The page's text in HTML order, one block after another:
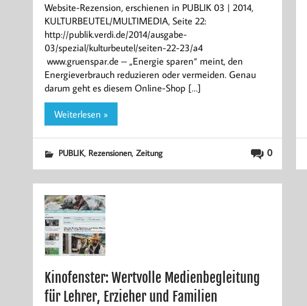
Website-Rezension, erschienen in PUBLIK 03 | 2014,
KULTURBEUTEL/MULTIMEDIA, Seite 22:
http://publik.verdi.de/2014/ausgabe-
03/spezial/kulturbeutel/seiten-22-23/a4
www.gruenspar.de – „Energie sparen“ meint, den
Energieverbrauch reduzieren oder vermeiden. Genau
darum geht es diesem Online-Shop […]
Weiterlesen »
0
PUBLIK, Rezensionen, Zeitung
Kinofenster: Wertvolle Medienbegleitung
für Lehrer, Erzieher und Familien